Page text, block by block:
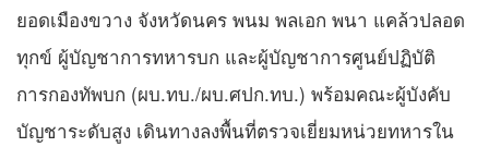
ยอดเมืองขวาง จังหวัดนคร พนม พลเอก พนา แคล้วปลอด
ทุกข์ ผู้บัญชาการทหารบก และผู้บัญชาการศูนย์ปฏิบัติ
การกองทัพบก (ผบ.ทบ./ผบ.ศปก.ทบ.) พร้อมคณะผู้บังคับ
บัญชาระดับสูง เดินทางลงพื้นที่ตรวจเยี่ยมหน่วยทหารใน